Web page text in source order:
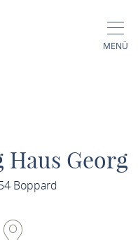
MENÜ
Georg
Boppard